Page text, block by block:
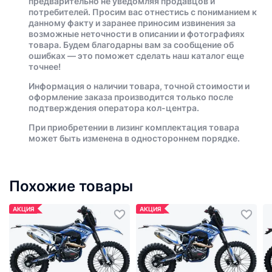
потребителей. Просим вас отнестись с пониманием к
данному факту и заранее приносим извинения за
возможные неточности в описании и фотографиях
товара. Будем благодарны вам за сообщение об
ошибках — это поможет сделать наш каталог еще
точнее!
Информация о наличии товара, точной стоимости и
оформление заказа производится только после
подтверждения оператора кол-центра.
При приобретении в лизинг комплектация товара
может быть изменена в одностороннем порядке.
Похожие товары
АКЦИЯ АКЦИЯ